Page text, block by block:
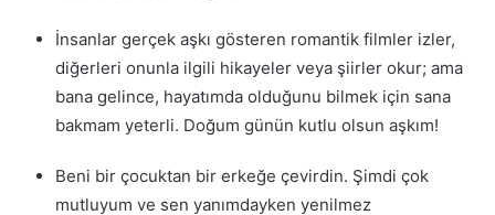
İnsanlar gerçek aşkı gösteren romantik filmler izler,
diğerleri onunla ilgili hikayeler veya şiirler okur; ama
bana gelince, hayatımda olduğunu bilmek için sana
bakmam yeterli. Doğum günün kutlu olsun aşkım!
Beni bir çocuktan bir erkeğe çevirdin. Şimdi çok
mutluyum ve sen yanımdayken yenilmez